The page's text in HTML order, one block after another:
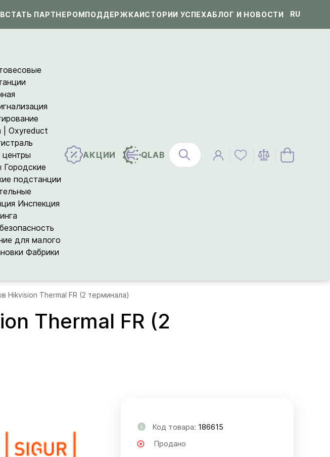
СТАТЬ ПАРТНЕРОМПОДДЕРЖКАИСТОРИИ УСПЕХАБЛОГ И НОВОСТИ RU
| Oxyreduct
центры
Городские
подстанции
Инспекция
для малого
Фабрики
АКЦИИ QLAB
Hikvision Thermal FR (2 терминала)
Thermal FR (2
Код товара: 186615
Продано